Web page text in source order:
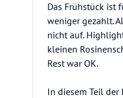
Das Frühstück ist
weniger gezahlt.
nicht auf.
kleinen
Rest war OK.
In diesem Teil